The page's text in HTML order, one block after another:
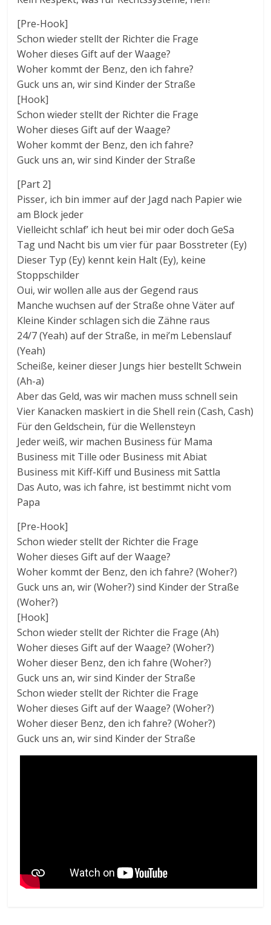
[Pre-Hook]
Schon wieder stellt der Richter die Frage
Woher dieses Gift auf der Waage?
Woher kommt der Benz, den ich fahre?
Guck uns an, wir sind Kinder der Straße
[Hook]
Schon wieder stellt der Richter die Frage
Woher dieses Gift auf der Waage?
Woher kommt der Benz, den ich fahre?
Guck uns an, wir sind Kinder der Straße
[Part 2]
Pisser, ich bin immer auf der Jagd nach Papier wie
am Block jeder
Vielleicht schlaf’ ich heut bei mir oder doch GeSa
Tag und Nacht bis um vier für paar Bosstreter (Ey)
Dieser Typ (Ey) kennt kein Halt (Ey), keine
Stoppschilder
Oui, wir wollen alle aus der Gegend raus
Manche wuchsen auf der Straße ohne Väter auf
Kleine Kinder schlagen sich die Zähne raus
24/7 (Yeah) auf der Straße, in mei’m Lebenslauf
(Yeah)
Scheiße, keiner dieser Jungs hier bestellt Schwein
(Ah-a)
Aber das Geld, was wir machen muss schnell sein
Vier Kanacken maskiert in die Shell rein (Cash, Cash)
Für den Geldschein, für die Wellensteyn
Jeder weiß, wir machen Business für Mama
Business mit Tille oder Business mit Abiat
Business mit Kiff-Kiff und Business mit Sattla
Das Auto, was ich fahre, ist bestimmt nicht vom
Papa
[Pre-Hook]
Schon wieder stellt der Richter die Frage
Woher dieses Gift auf der Waage?
Woher kommt der Benz, den ich fahre? (Woher?)
Guck uns an, wir (Woher?) sind Kinder der Straße
(Woher?)
[Hook]
Schon wieder stellt der Richter die Frage (Ah)
Woher dieses Gift auf der Waage? (Woher?)
Woher dieser Benz, den ich fahre (Woher?)
Guck uns an, wir sind Kinder der Straße
Schon wieder stellt der Richter die Frage
Woher dieses Gift auf der Waage? (Woher?)
Woher dieser Benz, den ich fahre? (Woher?)
Guck uns an, wir sind Kinder der Straße